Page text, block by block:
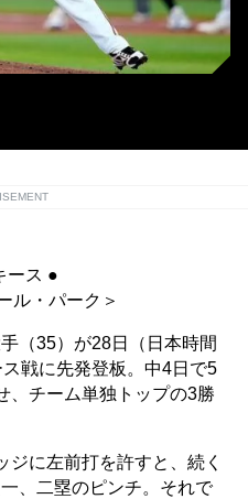
ース ●
ル・パーク＞
（35）が28日（日本時間
戦に先発登板。中4日で5
、チーム単独トップの3勝
に左前打を許すと、続く
、二塁のピンチ。それで